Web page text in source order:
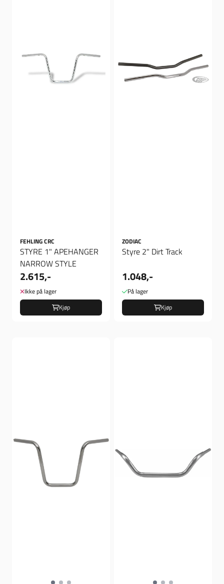
FEHLING CRC
STYRE 1" APEHANGER
NARROW STYLE
2.615,-
Ikke på lager
Kjøp
ZODIAC
Styre 2" Dirt Track
1.048,-
På lager
Kjøp